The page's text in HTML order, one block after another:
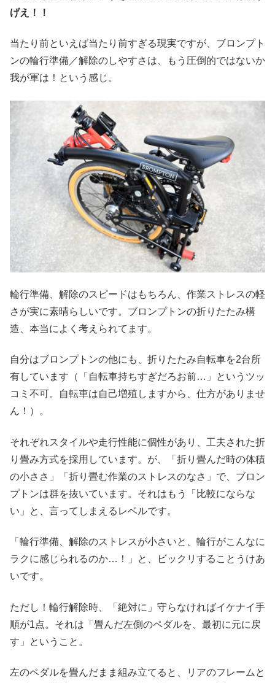
げえ！！
当たり前といえば当たり前すぎる現実ですが、ブロンプト
ンの輪行準備／解除のしやすさは、もう圧倒的ではないか
我が軍は！という感じ。
輪行準備、解除のスピードはもちろん、作業ストレスの軽
さが実に素晴らしいです。ブロンプトンの折りたたみ構
造、本当によく考えられてます。
自分はブロンプトンの他にも、折りたたみ自転車を2台所
有しています（「自転車持ちすぎだろお前…」というツッ
コミ不可。自転車は自己増殖しますから、仕方がありませ
ん！）。
それぞれスタイルや走行性能に個性があり、工夫された折
り畳み方式を採用しています。が、「折り畳んだ時の体積
の小ささ」「折り畳む作業のストレスのなさ」で、ブロン
プトンは群を抜いています。それはもう「比較にならな
い」と、言ってしまえるレベルです。
「輪行準備、解除のストレスが小さいと、輪行がこんなに
ラクに感じられるのか…！」と、ビックリすることうけあ
いです。
ただし！輪行解除時、「絶対に」守らなければイケナイ手
順が1点。それは「畳んだ左側のペダルを、最初に元に戻
す」ということ。
左のペダルを畳んだまま組み立てると、リアのフレームと